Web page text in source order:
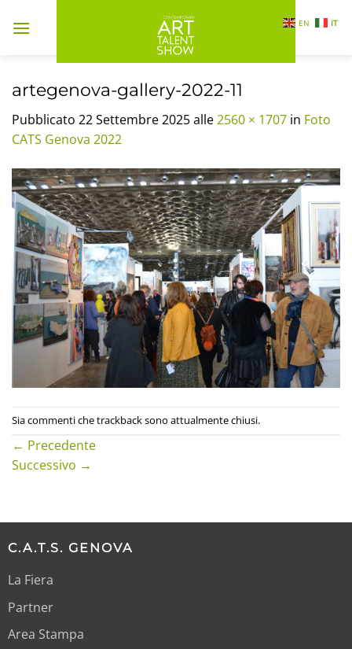
artegenova-gallery-2022-11
Pubblicato 22 Settembre 2025alle2560 × 1707 in Foto
CATS Genova 2022
Sia commenti che trackback sono attualmente chiusi.
← Precedente
Successivo →
C.A.T.S. GENOVA
La Fiera
Partner
Area Stampa
EN IT